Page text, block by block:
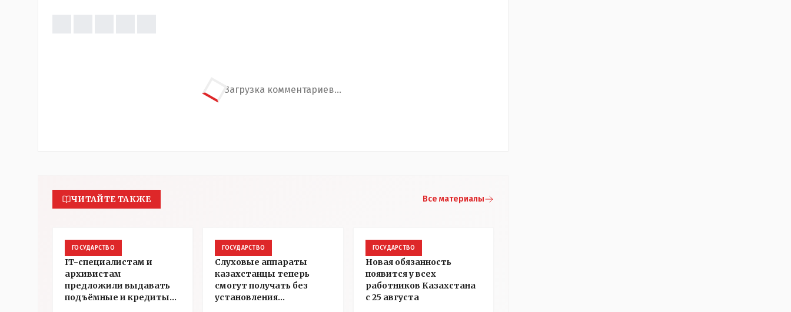
Загрузка комментариев...
ЧИТАЙТЕ ТАКЖЕ Все материалы
ГОСУДАРСТВО
IT-специалистам и
архивистам
предложили выдавать
подъёмные и кредиты
ГОСУДАРСТВО
Слуховые аппараты
казахстанцы теперь
смогут получать без
установления
ГОСУДАРСТВО
Новая обязанность
появится у всех
работников Казахстана
с 25 августа